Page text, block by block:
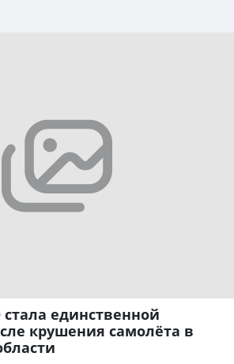
единственной
крушения самолёта в